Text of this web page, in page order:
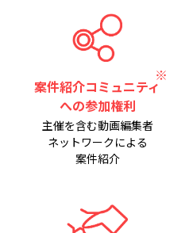
案件紹介コミュニティ
への参加権利
主催を含む動画編集者
ネットワークによる
案件紹介